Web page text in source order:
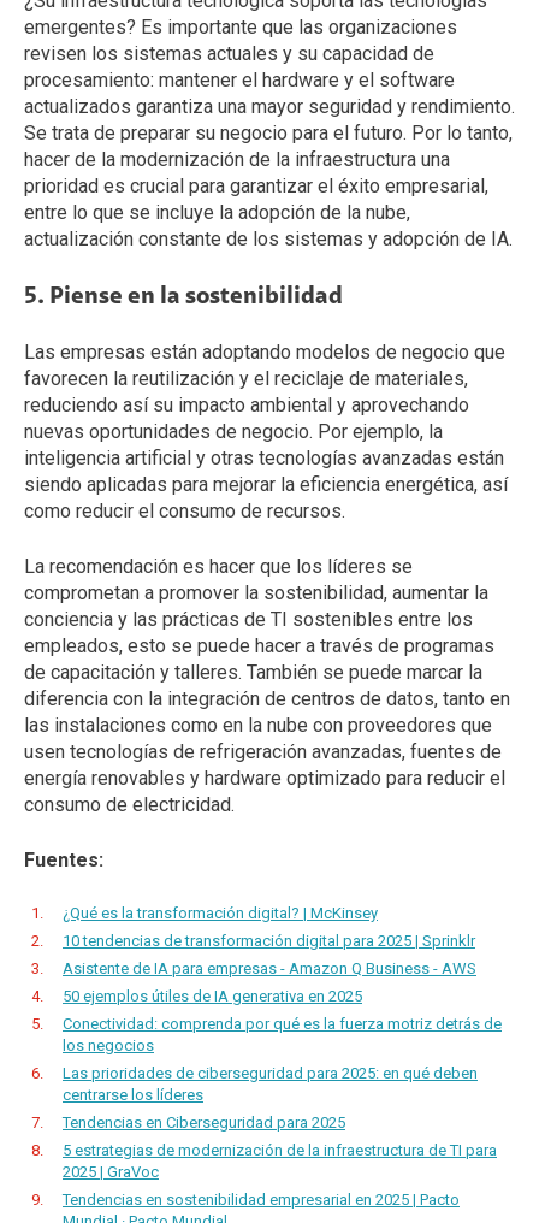
emergentes? Es importante que las organizaciones
revisen los sistemas actuales y su capacidad de
procesamiento: mantener el hardware y el software
actualizados garantiza una mayor seguridad y rendimiento.
Se trata de preparar su negocio para el futuro. Por lo tanto,
hacer de la modernización de la infraestructura una
prioridad es crucial para garantizar el éxito empresarial,
entre lo que se incluye la adopción de la nube,
actualización constante de los sistemas y adopción de IA.
5. Piense en la sostenibilidad
Las empresas están adoptando modelos de negocio que
favorecen la reutilización y el reciclaje de materiales,
reduciendo así su impacto ambiental y aprovechando
nuevas oportunidades de negocio. Por ejemplo, la
inteligencia artificial y otras tecnologías avanzadas están
siendo aplicadas para mejorar la eficiencia energética, así
como reducir el consumo de recursos.
La recomendación es hacer que los líderes se
comprometan a promover la sostenibilidad, aumentar la
conciencia y las prácticas de TI sostenibles entre los
empleados, esto se puede hacer a través de programas
de capacitación y talleres. También se puede marcar la
diferencia con la integración de centros de datos, tanto en
las instalaciones como en la nube con proveedores que
usen tecnologías de refrigeración avanzadas, fuentes de
energía renovables y hardware optimizado para reducir el
consumo de electricidad.
Fuentes:
¿Qué es la transformación digital? | McKinsey
10 tendencias de transformación digital para 2025 | Sprinklr
Asistente de IA para empresas - Amazon Q Business - AWS
50 ejemplos útiles de IA generativa en 2025
Conectividad: comprenda por qué es la fuerza motriz detrás de
los negocios
Las prioridades de ciberseguridad para 2025: en qué deben
centrarse los líderes
Tendencias en Ciberseguridad para 2025
5 estrategias de modernización de la infraestructura de TI para
2025 | GraVoc
Tendencias en sostenibilidad empresarial en 2025 | Pacto